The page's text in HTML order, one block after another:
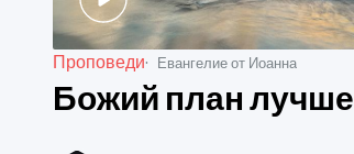
Проповеди Евангелие от Иоанна
Божий план лучше